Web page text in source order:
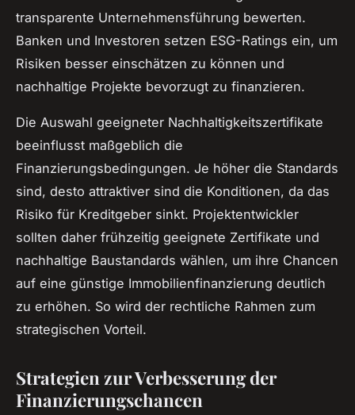
transparente Unternehmensführung bewerten.
Banken und Investoren setzen ESG-Ratings ein, um
Risiken besser einschätzen zu können und
nachhaltige Projekte bevorzugt zu finanzieren.
Die Auswahl geeigneter Nachhaltigkeitszertifikate
beeinflusst maßgeblich die
Finanzierungsbedingungen. Je höher die Standards
sind, desto attraktiver sind die Konditionen, da das
Risiko für Kreditgeber sinkt. Projektentwickler
sollten daher frühzeitig geeignete Zertifikate und
nachhaltige Baustandards wählen, um ihre Chancen
auf eine günstige Immobilienfinanzierung deutlich
zu erhöhen. So wird der rechtliche Rahmen zum
strategischen Vorteil.
Strategien zur Verbesserung der
Finanzierungschancen